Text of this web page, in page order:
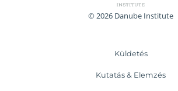
© 2026 Danube Institute
Küldetés
Kutatás & Elemzés